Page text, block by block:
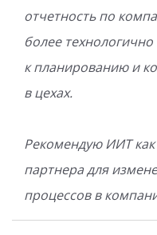
отчетность по
более
к планированию и
в цехах.
Рекомендую ИИТ
партнера для
процессов в